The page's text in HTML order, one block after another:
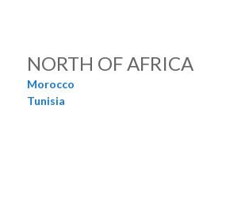
NORTH OF AFRICA
Morocco
Tunisia